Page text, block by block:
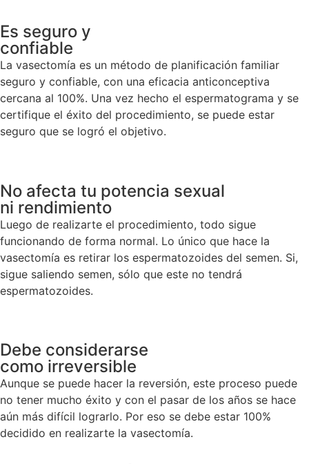
Es seguro y
confiable
La vasectomía es un método de planificación familiar
seguro y confiable, con una eficacia anticonceptiva
cercana al 100%. Una vez hecho el espermatograma y se
certifique el éxito del procedimiento, se puede estar
seguro que se logró el objetivo.
No afecta tu potencia sexual
ni rendimiento
Luego de realizarte el procedimiento, todo sigue
funcionando de forma normal. Lo único que hace la
vasectomía es retirar los espermatozoides del semen. Si,
sigue saliendo semen, sólo que este no tendrá
espermatozoides.
Debe considerarse
como irreversible
Aunque se puede hacer la reversión, este proceso puede
no tener mucho éxito y con el pasar de los años se hace
aún más difícil lograrlo. Por eso se debe estar 100%
decidido en realizarte la vasectomía.